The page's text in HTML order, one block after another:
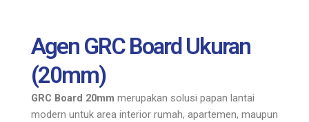
Agen GRC Board Ukuran
(20mm)
GRC Board 20mm merupakan solusi papan lantai
modern untuk area interior rumah, apartemen, maupun